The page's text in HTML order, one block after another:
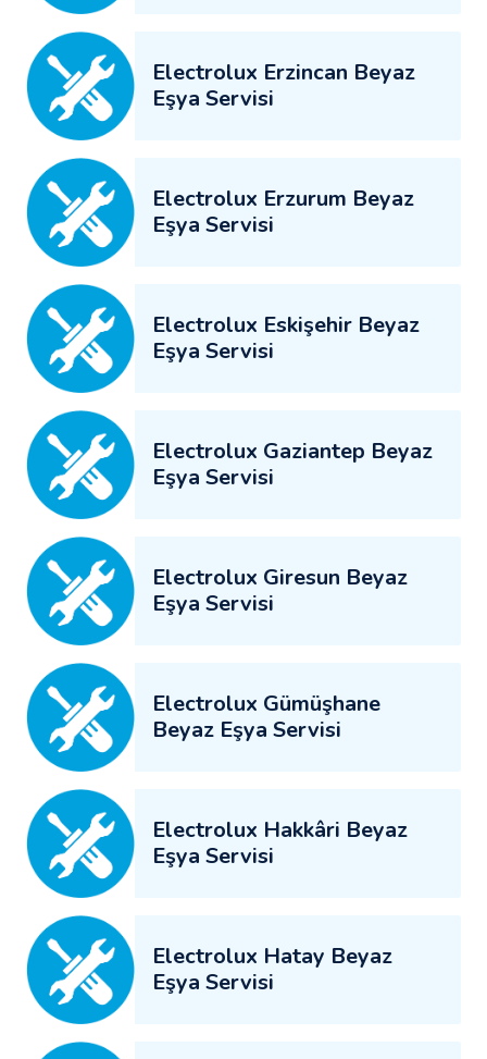
Electrolux Erzincan Beyaz
Eşya Servisi
Electrolux Erzurum Beyaz
Eşya Servisi
Electrolux Eskişehir Beyaz
Eşya Servisi
Electrolux Gaziantep Beyaz
Eşya Servisi
Electrolux Giresun Beyaz
Eşya Servisi
Electrolux Gümüşhane
Beyaz Eşya Servisi
Electrolux Hakkâri Beyaz
Eşya Servisi
Electrolux Hatay Beyaz
Eşya Servisi